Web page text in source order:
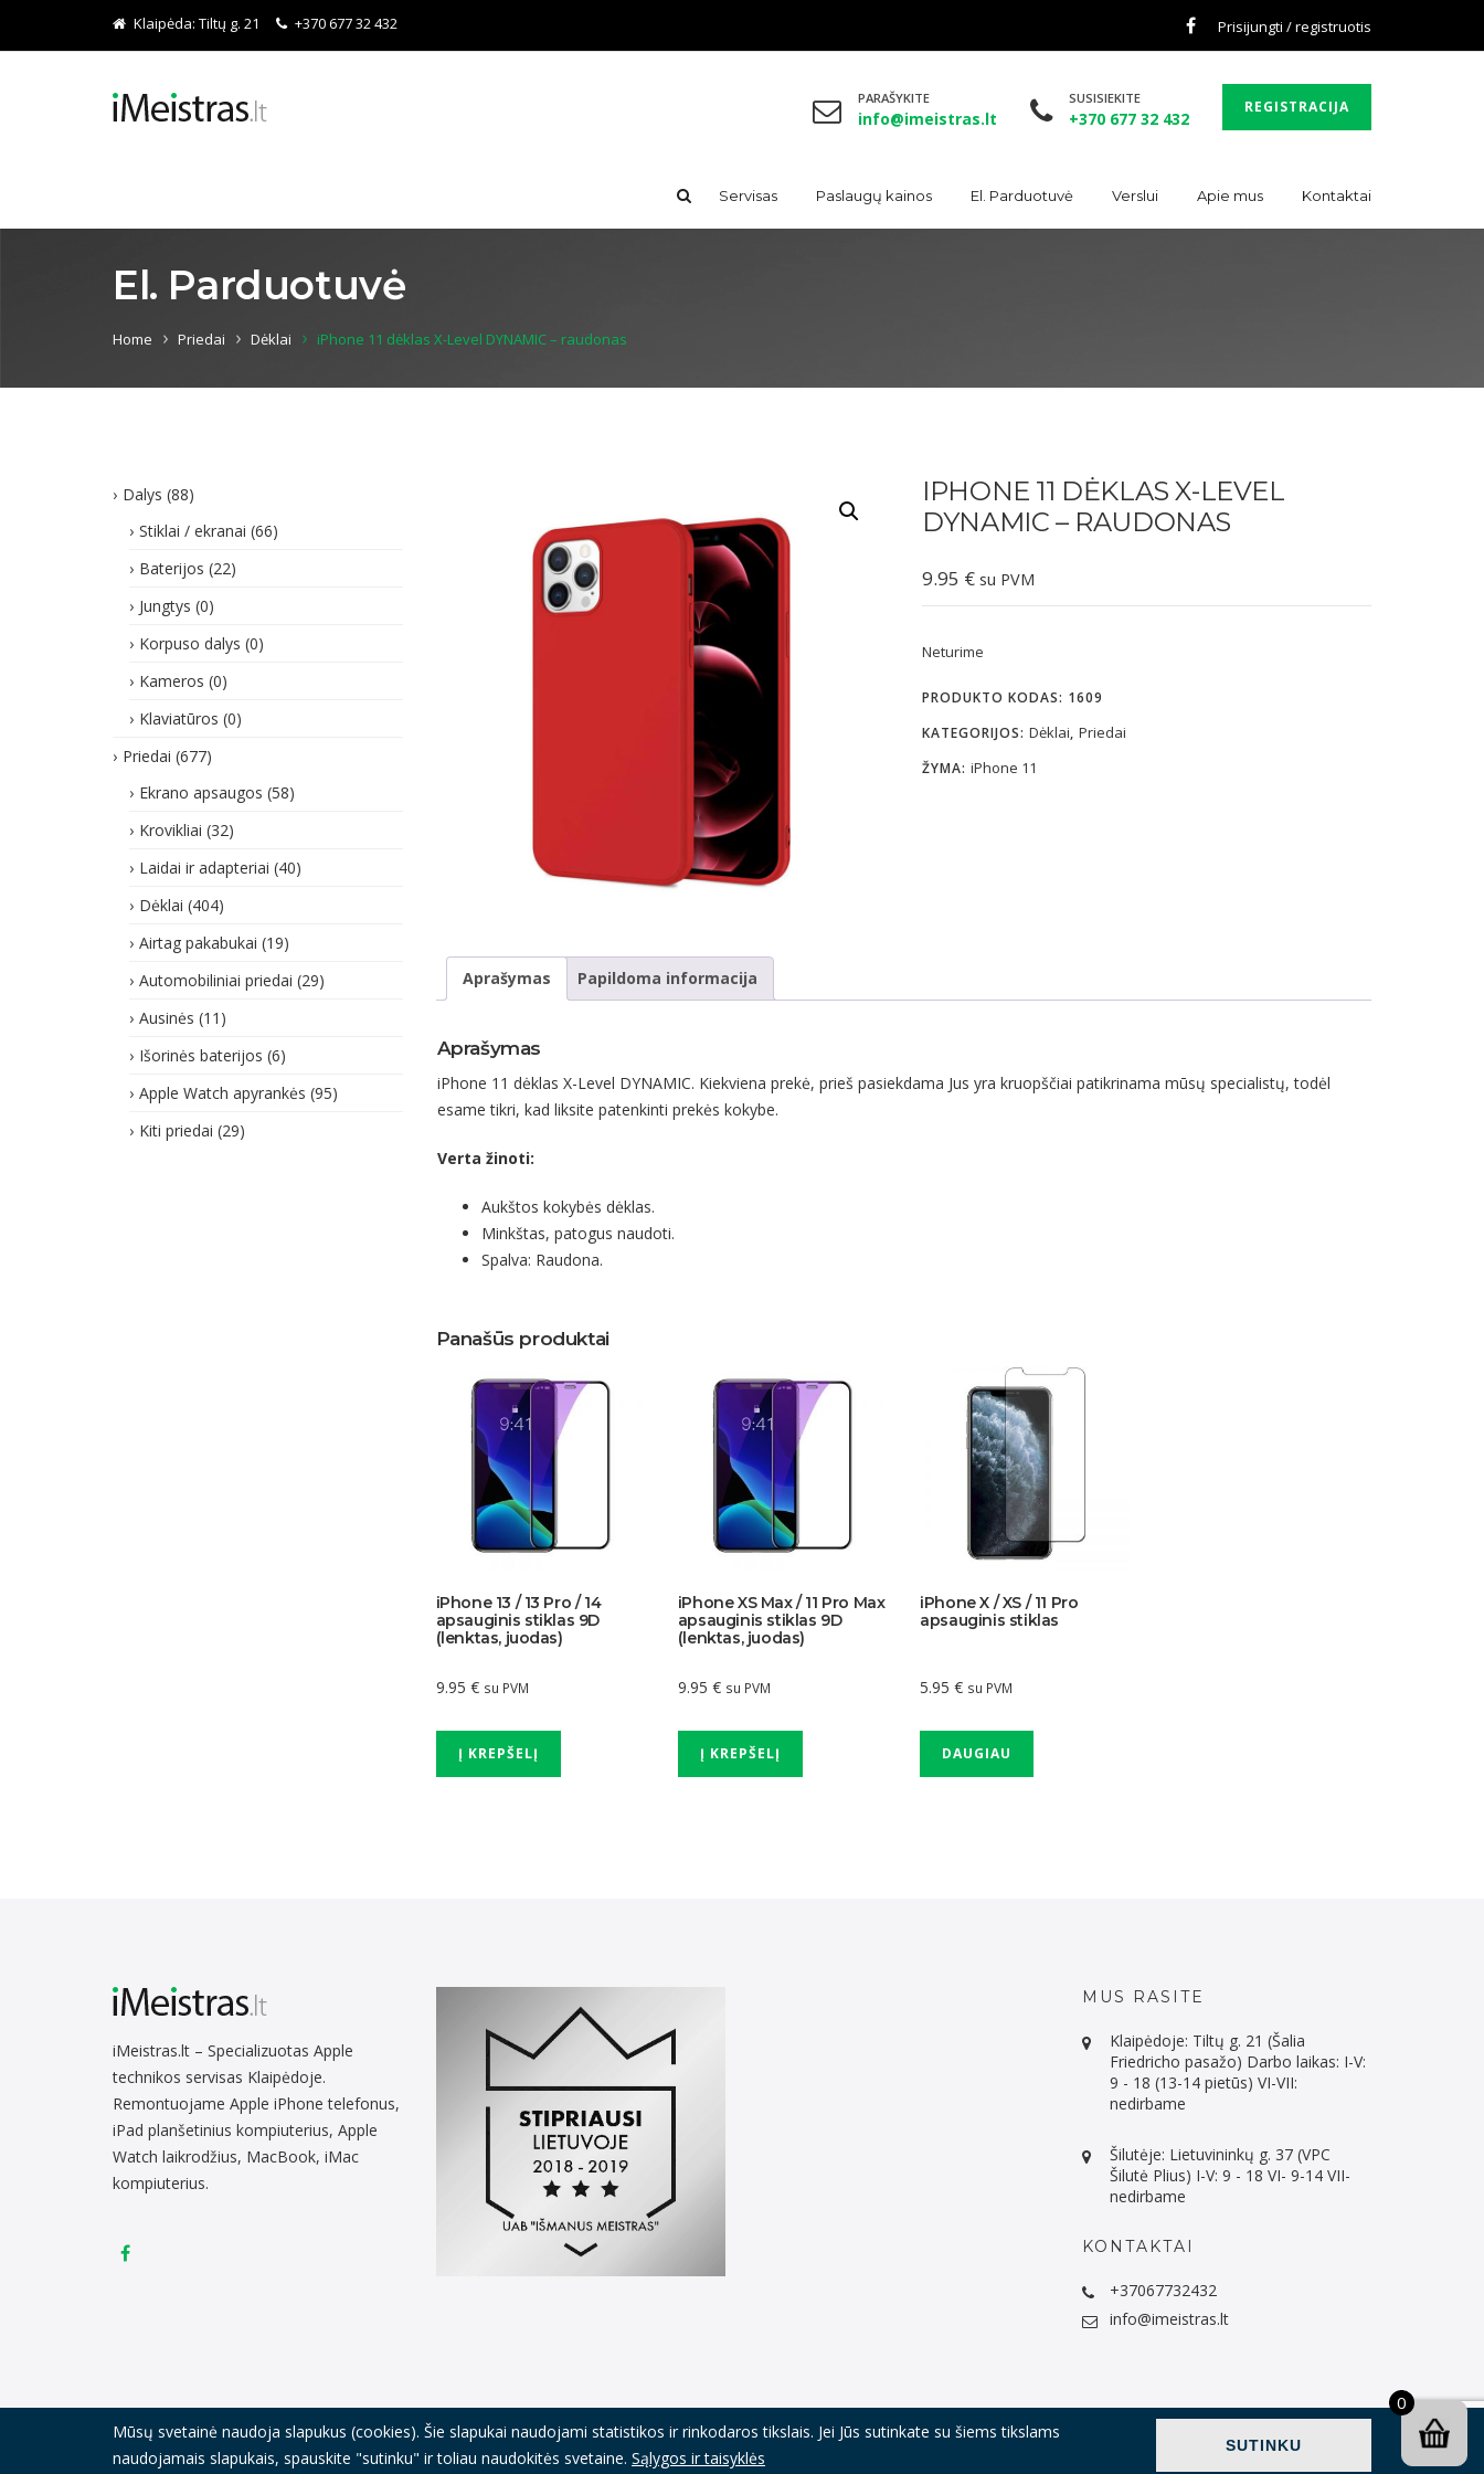
Klaipėda: Tiltų g. 21 +370 677 32 432 Prisijungti / registruotis
PARAŠYKITE
info@imeistras.lt
SUSISIEKITE
+370 677 32 432
REGISTRACIJA
Servisas Paslaugų kainos El. Parduotuvė Verslui Apie mus Kontaktai
El. Parduotuvė
Home Priedai Dėklai iPhone 11 dėklas X-Level DYNAMIC – raudonas
IPHONE 11 DĖKLAS X-LEVEL
DYNAMIC – RAUDONAS
9.95 € su PVM
Neturime
PRODUKTO KODAS: 1609
KATEGORIJOS:Dėklai,Priedai
ŽYMA:iPhone 11
Aprašymas Papildoma informacija
Aprašymas
iPhone 11 dėklas X-Level DYNAMIC. Kiekviena prekė, prieš pasiekdama Jus yra kruopščiai patikrinama mūsų specialistų, todėl
esame tikri, kad liksite patenkinti prekės kokybe.
Verta žinoti:
Aukštos kokybės dėklas.
Minkštas, patogus naudoti.
Spalva: Raudona.
Panašūs produktai
iPhone 13 / 13 Pro / 14
apsauginis stiklas 9D
(lenktas, juodas)
9.95 € su PVM
Į KREPŠELĮ
iPhone XS Max / 11 Pro Max
apsauginis stiklas 9D
(lenktas, juodas)
9.95 € su PVM
Į KREPŠELĮ
iPhone X / XS / 11 Pro
apsauginis stiklas
5.95€ su PVM
DAUGIAU
Dalys (88)
Stiklai / ekranai (66)
Baterijos (22)
Jungtys (0)
Korpuso dalys (0)
Kameros (0)
Klaviatūros (0)
Priedai (677)
Ekrano apsaugos (58)
Krovikliai (32)
Laidai ir adapteriai (40)
Dėklai (404)
Airtag pakabukai (19)
Automobiliniai priedai (29)
Ausinės (11)
Išorinės baterijos (6)
Apple Watch apyrankės (95)
Kiti priedai (29)
iMeistras.lt – Specializuotas Apple
technikos servisas Klaipėdoje.
Remontuojame Apple iPhone telefonus,
iPad planšetinius kompiuterius, Apple
Watch laikrodžius, MacBook, iMac
kompiuterius.
MUS RASITE
Klaipėdoje: Tiltų g. 21 (Šalia
Friedricho pasažo) Darbo laikas: I-V:
9 - 18 (13-14 pietūs) VI-VII:
nedirbame
Šilutėje: Lietuvininkų g. 37 (VPC
Šilutė Plius) I-V: 9 - 18 VI- 9-14 VII-
nedirbame
KONTAKTAI
+37067732432
info@imeistras.lt
© Visos teisės saugomos 2021iMeistras.lt.Sprendimas:ITBrolis Mano paskyra Pristatymas, mokėjimas, grąžinimas Taisyklės Privatumo politika
Mūsų svetainė naudoja slapukus (cookies). Šie slapukai naudojami statistikos ir rinkodaros tikslais. Jei Jūs sutinkate su šiems tikslams
naudojamais slapukais, spauskite "sutinku" ir toliau naudokitės svetaine. Sąlygos ir taisyklės
SUTINKU
0